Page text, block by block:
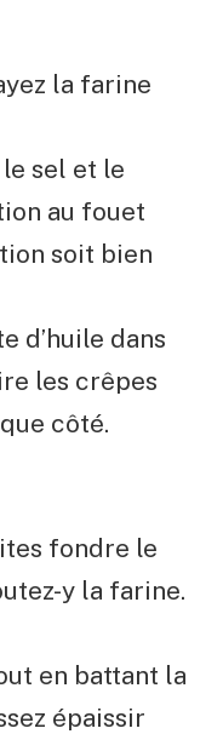
la farine
sel et le
au fouet
soit bien
d’huile dans
les crêpes
côté.
fondre le
y la farine.
en battant la
épaissir